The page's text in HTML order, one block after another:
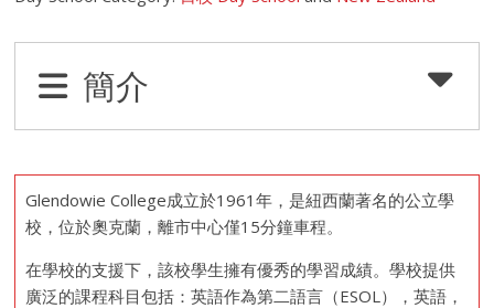
簡介
Glendowie College成立於1961年，是紐西蘭著名的公立學
校，位於奧克蘭，離市中心僅15分鐘車程。
在學校的支援下，該校學生擁有優秀的學習成績。學校提供
廣泛的課程科目包括：英語作為第二語言（ESOL），英語，